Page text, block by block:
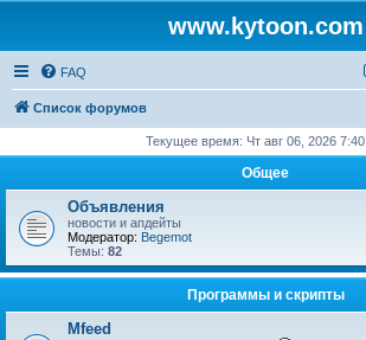
www.kytoon.com
FAQ
Список форумов
Текущее время: Чт авг 06, 2026
Общее
Объявления
новости и апдейты
Модератор: Begemot
Темы: 82
Программы и скрипты
Mfeed